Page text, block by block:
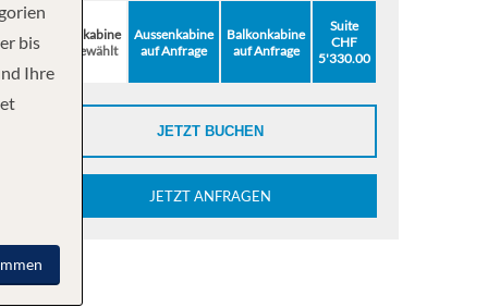
Innenkabine
ausgewählt
Aussenkabine
auf Anfrage
Balkonkabine
auf Anfrage
Suite
CHF
5'330.00
JETZT BUCHEN
JETZT ANFRAGEN
bis
Ihre